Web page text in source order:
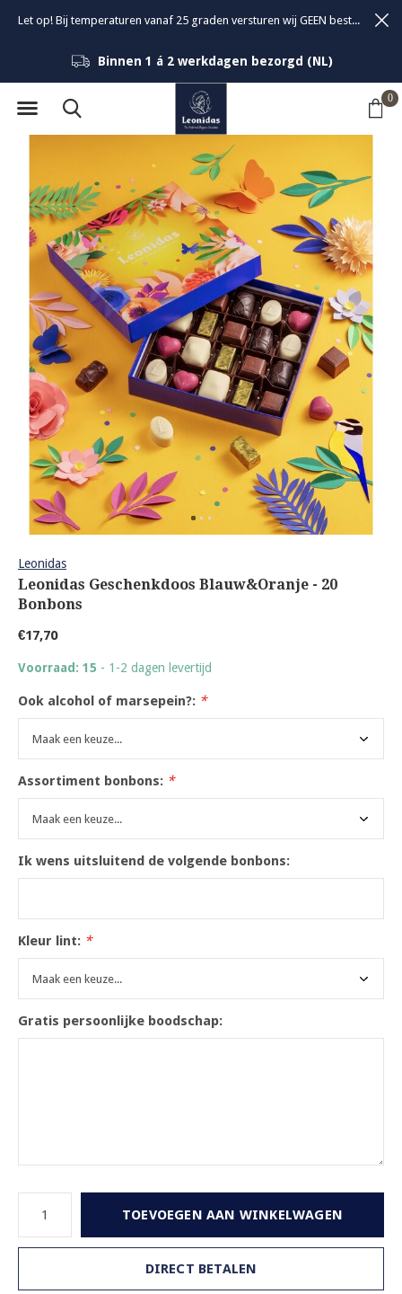
0
Binnen 1 á 2 werkdagen bezorgd (NL)
Let op! Bij temperaturen vanaf 25 graden versturen wij GEEN bestellingen om de kwaliteit van de bonbons te garanderen.
Leonidas
Leonidas Geschenkdoos Blauw&Oranje - 20
Bonbons
€17,70
Voorraad: 15 - 1-2 dagen levertijd
Ook alcohol of marsepein?: *
Assortiment bonbons: *
Ik wens uitsluitend de volgende bonbons:
Kleur lint: *
Gratis persoonlijke boodschap:
TOEVOEGEN AAN WINKELWAGEN
DIRECT BETALEN